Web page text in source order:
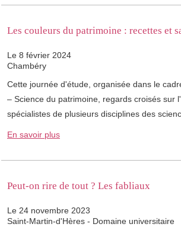
Les couleurs du patrimoine : recettes et
Le 8 février 2024
Chambéry
Cette journée d'étude, organisée dans le
– Science du patrimoine, regards croisés sur
spécialistes de plusieurs disciplines des
En savoir plus
Peut-on rire de tout ? Les fabliaux
Le 24 novembre 2023
Saint-Martin-d'Hères - Domaine universitaire